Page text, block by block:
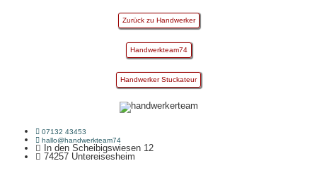
Zurück zu Handwerker
Handwerkteam74
Handwerker Stuckateur
07132 43453
hallo@handwerkteam74
In den Scheibigswiesen 12
74257 Untereisesheim